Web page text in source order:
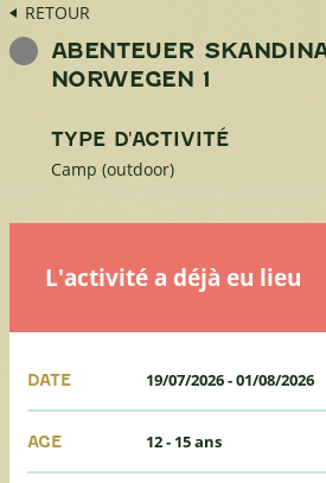
RETOUR
ABENTEUER
NORWEGEN 1
TYPE D'ACTIVITÉ
Camp (outdoor)
L'activité a déjà eu lieu
DATE 19/07/2026-01/08/2026
AGE 12 - 15 ans